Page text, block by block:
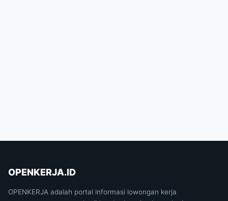
OPENKERJA.ID
OPENKERJA adalah portal informasi lowongan kerja